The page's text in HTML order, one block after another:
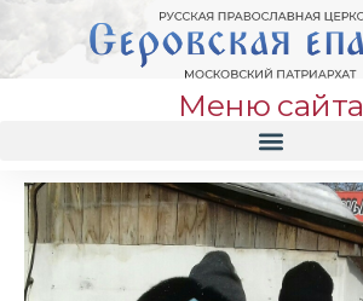
Меню сайта